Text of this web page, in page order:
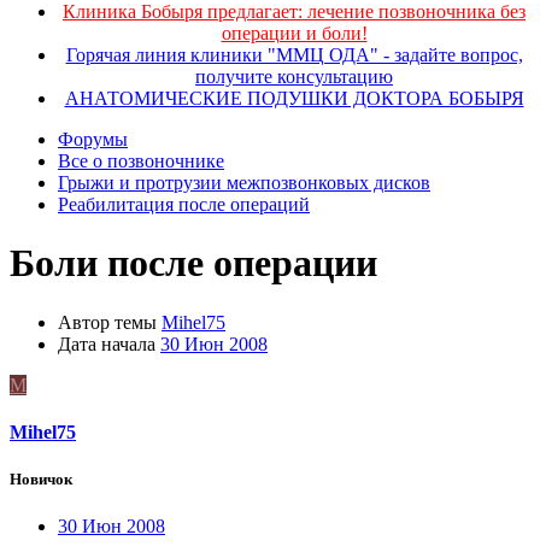
Клиника Бобыря предлагает: лечение позвоночника без
операции и боли!
Горячая линия клиники "ММЦ ОДА" - задайте вопрос,
получите консультацию
АНАТОМИЧЕСКИЕ ПОДУШКИ ДОКТОРА БОБЫРЯ
Форумы
Все о позвоночнике
Грыжи и протрузии межпозвонковых дисков
Реабилитация после операций
Боли после операции
Автор темы Mihel75
Дата начала 30 Июн 2008
M
Mihel75
Новичок
30 Июн 2008